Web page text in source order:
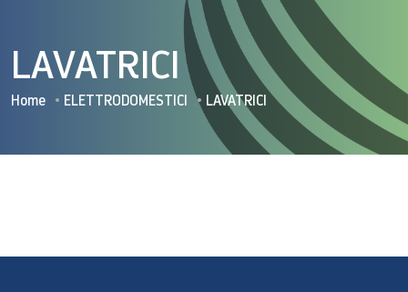
LAVATRICI
Home ELETTRODOMESTICI LAVATRICI